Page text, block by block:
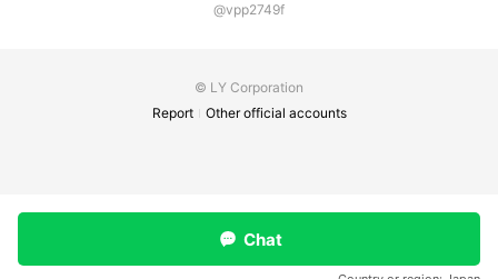
@vpp2749f
© LY Corporation
Report
Other official accounts
Chat